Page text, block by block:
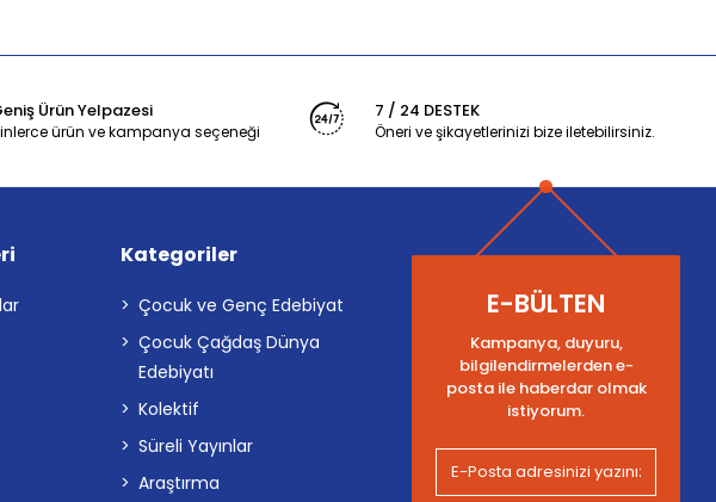
Ürün Yelpazesi
ürün ve kampanya seçeneği
7 / 24 DESTEK
Öneri ve şikayetlerinizi bize iletebilirsiniz.
Kategoriler
Çocuk ve Genç Edebiyat
Çocuk Çağdaş Dünya
Edebiyatı
Kolektif
Süreli Yayınlar
Araştırma
E-BÜLTEN
Kampanya, duyuru,
bilgilendirmelerden e-
posta ile haberdar olmak
istiyorum.